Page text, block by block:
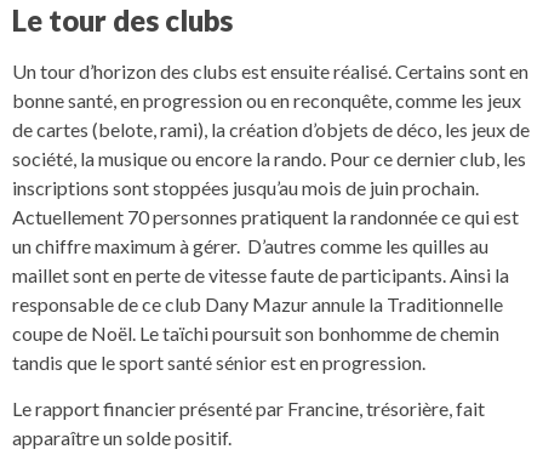
Le tour des clubs
Un tour d’horizon des clubs est ensuite réalisé. Certains sont en
bonne santé, en progression ou en reconquête, comme les jeux
de cartes (belote, rami), la création d’objets de déco, les jeux de
société, la musique ou encore la rando. Pour ce dernier club, les
inscriptions sont stoppées jusqu’au mois de juin prochain.
Actuellement 70 personnes pratiquent la randonnée ce qui est
un chiffre maximum à gérer. D’autres comme les quilles au
maillet sont en perte de vitesse faute de participants. Ainsi la
responsable de ce club Dany Mazur annule la Traditionnelle
coupe de Noël. Le taïchi poursuit son bonhomme de chemin
tandis que le sport santé sénior est en progression.
Le rapport financier présenté par Francine, trésorière, fait
apparaître un solde positif.